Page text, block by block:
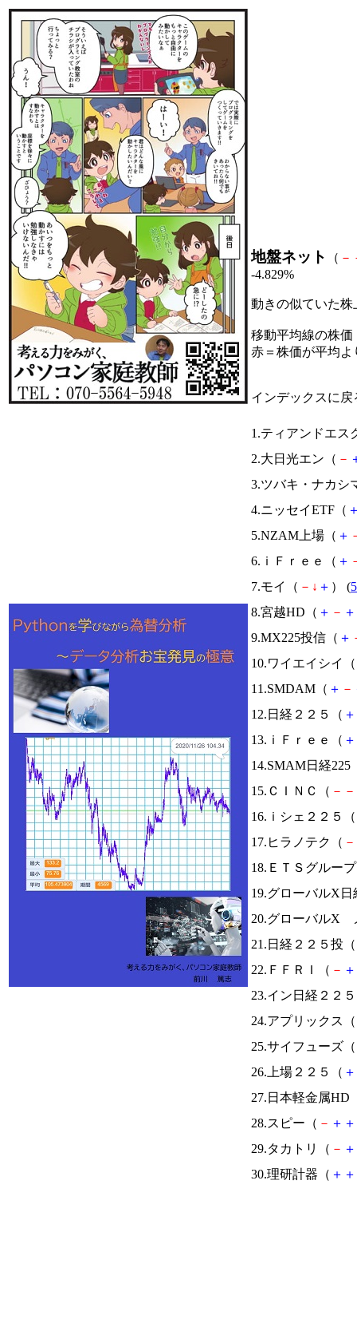
地盤ネット （ －
-4.829%
動きの似ていた
移動平均線の株価
赤＝株価が平均
インデックスに戻
1.ティアンドエス
2.大日光エン（ －
3.ツバキ・ナカシ
4.ニッセイETF（
5.NZAM上場（ ＋
6.ｉＦｒｅｅ（ ＋
7.モイ（ － ↓ ＋ ） (
8.宮越HD（ ＋ － ＋
9.MX225投信（ ＋
10.ワイエイシイ（
11.SMDAM（ ＋ －
12.日経２２５（ ＋
13.ｉＦｒｅｅ（ ＋
14.SMAM日経225
15.ＣＩＮＣ（ － －
16.ｉシェ２２５（
17.ヒラノテク（ －
18.ＥＴＳグルー
19.グローバルX
20.グローバルX
21.日経２２５投（
22.ＦＦＲＩ（ － ＋
23.イン日経２２
24.アプリックス（
25.サイフューズ（
26.上場２２５（ ＋
27.日本軽金属HD
28.スピー（ － ＋ ＋
29.タカトリ（ － ＋
30.理研計器（ ＋ ＋